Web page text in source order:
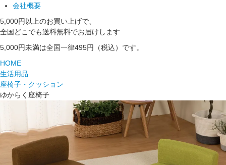
会社概要
5,000円以上のお買い上げで、
全国どこでも送料無料でお届けします
5,000円未満は全国一律495円（税込）です。
HOME
生活用品
座椅子・クッション
ゆからく座椅子